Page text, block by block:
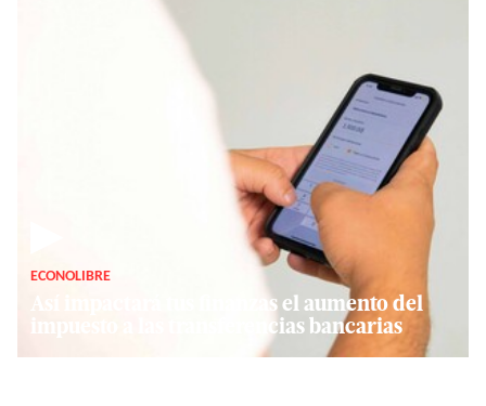
ECONOLIBRE
Así impactará tus finanzas el aumento del
impuesto a las transferencias bancarias